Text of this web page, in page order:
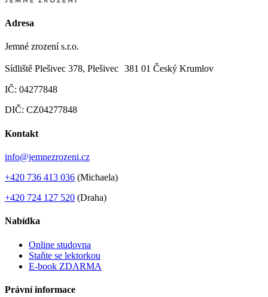
Adresa
Jemné zrození s.r.o.
Sídliště Plešivec 378, Plešivec 381 01 Český Krumlov
IČ: 04277848
DIČ: CZ04277848
Kontakt
info@jemnezrozeni.cz
+420 736 413 036 (Michaela)
+420 724 127 520 (Draha)
Nabídka
Online studovna
Staňte se lektorkou
E-book ZDARMA
Právní informace